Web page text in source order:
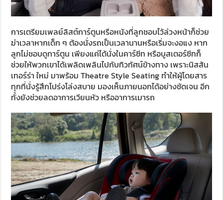
การเตรียมเพลย์ลิสต์การ์ตูนหรือหนังที่ลูกชอบไว้ล่วงหน้าก็ช่วย
ฆ่าเวลาหากเด็ก ๆ ต้องนั่งรถเป็นเวลานานหรือเริ่มจะงอแง หาก
ลูกไม่ชอบดูการ์ตูน เพียงแค่ได้นั่งในคาร์ซีท หรือบูสเตอร์ซีทก็
ช่วยให้พวกเขาได้เพลิดเพลินไปกับทิวทัศน์ข้างทาง เพราะนิสสัน
เทอร์ร่า ใหม่ มาพร้อม Theatre Style Seating ทำให้ผู้โดยสาร
ทุกที่นั่งรู้สึกโปร่งโล่งสบาย มองเห็นภายนอกได้อย่างชัดเจน อีก
ทั้งยังช่วยลดอาการเวียนหัว หรืออาการเมารถ